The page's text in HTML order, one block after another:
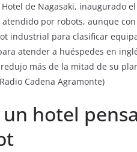
de Nagasaki, inaugurado
por robots, aunque
industrial para clasificar
atender a huéspedes en
más de la mitad de su
Cadena Agramonte)
un hotel